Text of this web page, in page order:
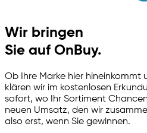
Wir bringen
Sie auf OnBuy.
Ob Ihre Marke hier hineinkommt
klären wir im kostenlosen
sofort, wo Ihr Sortiment
neuen Umsatz, den wir
also erst, wenn Sie gewinnen.